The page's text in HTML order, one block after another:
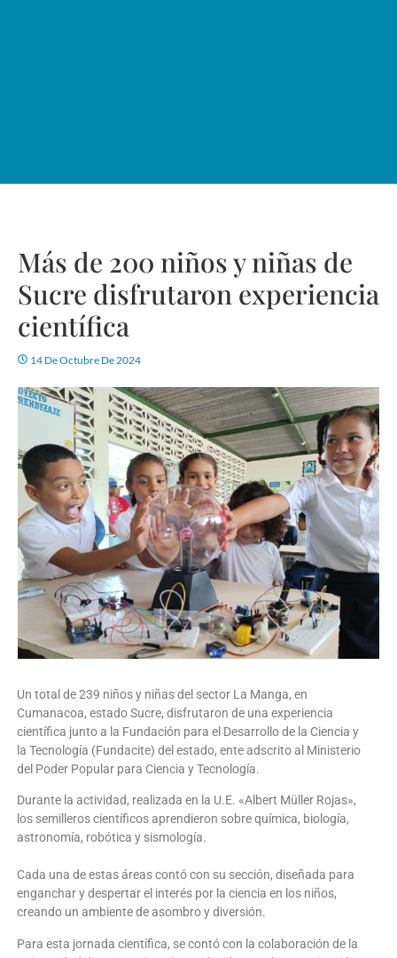
Más de 200 niños y niñas de
Sucre disfrutaron experiencia
científica
14 De Octubre De 2024
Un total de 239 niños y niñas del sector La Manga, en
Cumanacoa, estado Sucre, disfrutaron de una experiencia
científica junto a la Fundación para el Desarrollo de la Ciencia y
la Tecnología (Fundacite) del estado, ente adscrito al Ministerio
del Poder Popular para Ciencia y Tecnología.
Durante la actividad, realizada en la U.E. «Albert Müller Rojas»,
los semilleros científicos aprendieron sobre química, biología,
astronomía, robótica y sismología.
Cada una de estas áreas contó con su sección, diseñada para
enganchar y despertar el interés por la ciencia en los niños,
creando un ambiente de asombro y diversión.
Para esta jornada científica, se contó con la colaboración de la